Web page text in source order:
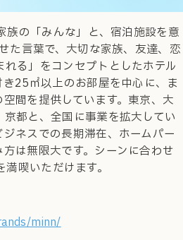
族の「みんな」と、宿泊施設を意
た言葉で、大切な家族、友達、恋
る」をコンセプトとしたホテル
25㎡以上のお部屋を中心に、ま
間を提供しています。東京、大
都と、全国に事業を拡大してい
ネスでの長期滞在、ホームパー
は無限大です。シーンに合わせ
喫いただけます。
minn/